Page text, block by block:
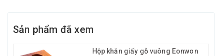
Sản phẩm đã xem
Hộp khăn giấy gỗ vuông Eonwon